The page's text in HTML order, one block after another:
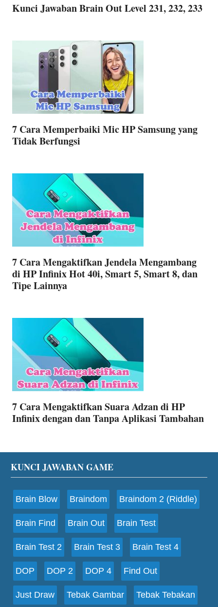
Kunci Jawaban Brain Out Level 231, 232, 233
7 Cara Memperbaiki Mic HP Samsung yang
Tidak Berfungsi
7 Cara Mengaktifkan Jendela Mengambang
di HP Infinix Hot 40i, Smart 5, Smart 8, dan
Tipe Lainnya
7 Cara Mengaktifkan Suara Adzan di HP
Infinix dengan dan Tanpa Aplikasi Tambahan
Footer
KUNCI JAWABAN GAME
Brain Blow Braindom Braindom 2 (Riddle)
Brain Find Brain Out Brain Test
Brain Test 2 Brain Test 3 Brain Test 4
DOP DOP 2 DOP 4 Find Out
Just Draw Tebak Gambar Tebak Tebakan